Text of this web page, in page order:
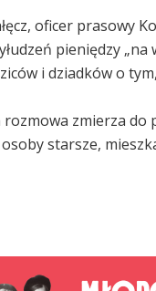
oficer prasowy
pieniędzy „na
i dziadków o
zmierza do
starsze,